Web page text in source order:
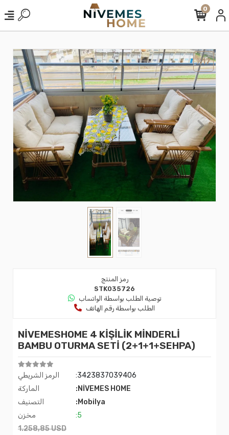
0
%17
رمز المنتج
STK035726
توصية الطلب بواسطة الواتساب
الطلب بواسطة رقم الهاتف
NİVEMESHOME 4 KİŞİLİK MİNDERLİ
BAMBU OTURMA SETİ (2+1+1+SEHPA)
الرمز الشريطي
:3423837039406
الماركة
:NİVEMES HOME
التصنيف
:Mobilya
مخزن
:5
1.258,85 USD